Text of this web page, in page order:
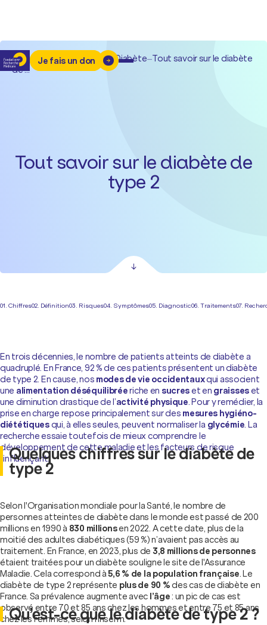
Je fais un don
Accueil–Autres maladies– Diabète–Tout savoir sur le diabète
de ...
Tout savoir sur le diabète de
type 2
01. Chiffres02. Définition03. Risques04. Symptômes05. Diagnostic06. Traitements07.
En trois décennies, le nombre de patients atteints de diabète a
quadruplé. En France, 92 % de ces patients présentent un diabète
de type 2. En cause, nos modes de vie occidentauxqui associent
une alimentation déséquilibréeriche en sucreset en graisseset
une diminution drastique de l’activité physique. Pour y remédier, la
prise en charge repose principalement sur des mesures hygiéno-
diététiquesqui, à elles seules, peuvent normaliser la glycémie. La
recherche essaie toutefois de mieux comprendre le
développement de cette maladie et les facteurs de risque
l’influençant.
Quelques chiffres sur le diabète de
type 2
Selon l'Organisation mondiale pour la Santé, le nombre de
personnes atteintes de diabète dans le monde est passé de 200
millions en 1990 à 830 millionsen 2022. A cette date, plus de la
moitié des adultes diabétiques (59 %) n’avaient pas accès au
traitement. En France, en 2023, plus de 3,8 millions de personnes
étaient traitées pour un diabète souligne le site de l'Assurance
Maladie. Cela correspond à5,6 % de la population française. Le
diabète de type 2 représente plus de 90 %des cas de diabète en
France. Sa prévalence augmente avec l’âge: un pic de cas est
observé entre 70 et 85 ans chez les hommes et entre 75 et 85 ans
chez les femmes, selon l'Inserm.
Qu’est-ce que le diabète de type 2 ?